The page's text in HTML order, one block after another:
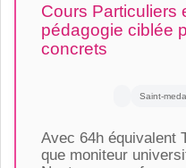
Cours Particuliers
pédagogie ciblée
concrets
Saint-
Avec 64h équivalent
que moniteur